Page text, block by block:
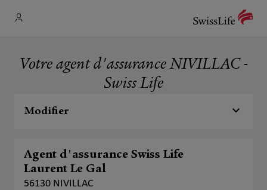
Votre agent d'assurance NIVILLAC -
Swiss Life
Modifier
Agent d'assurance Swiss Life
Laurent Le Gal
56130 NIVILLAC